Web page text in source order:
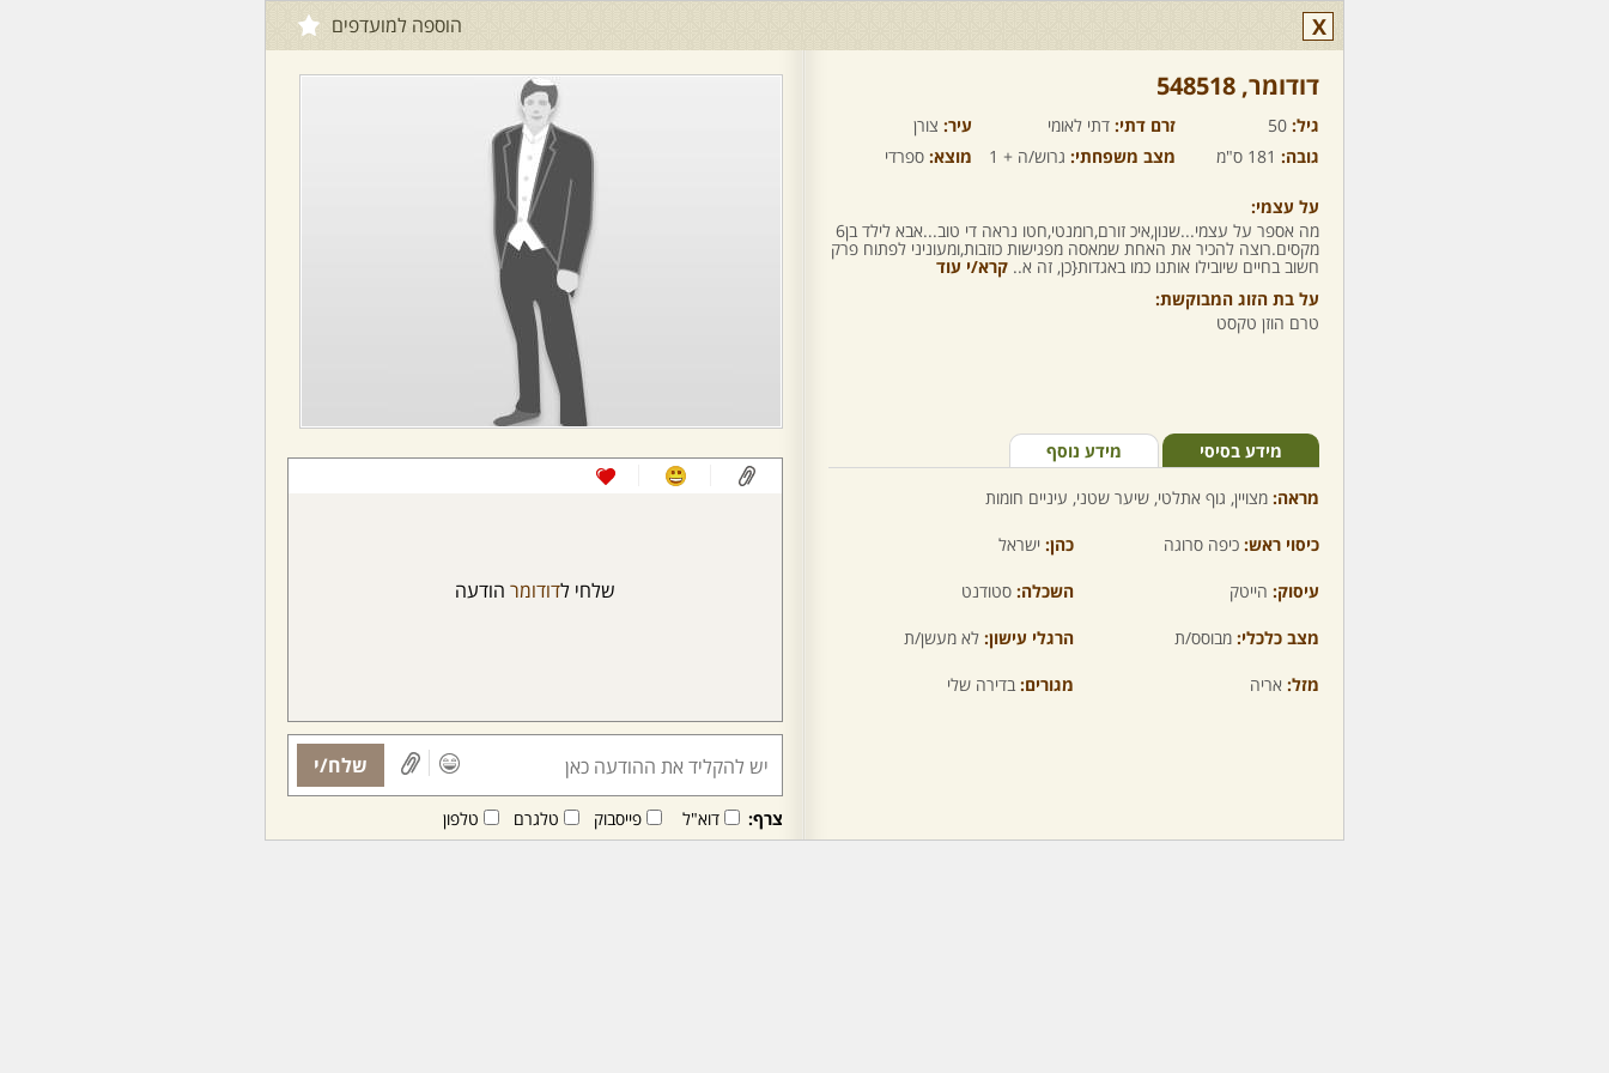
X הוספה למועדפים
דודומר,‏ 548518
גיל: 50 זרם דתי: דתי לאומי עיר: צורן
גובה: 181 ס"מ מצב משפחתי: גרוש/ה + 1 מוצא: ספרדי
על עצמי:
מה אספר על עצמי...שנון,איכ זורם,רומנטי,חטו נראה די טוב...אבא לילד בן6
מקסים.רוצה להכיר את האחת שמאסה מפגישות כוזבות,ומעוניני לפתוח פרק
חשוב בחיים שיובילו אותנו כמו באגדות{כן, זה א.. קרא/י עוד
על בת הזוג המבוקשת:
טרם הוזן טקסט
מידע בסיסי מידע נוסף
מראה: מצויין, גוף אתלטי, שיער שטני, עיניים חומות
כיסוי ראש: כיפה סרוגה כהן: ישראל
עיסוק: הייטק השכלה: סטודנט
מצב כלכלי: מבוסס/ת הרגלי עישון: לא מעשן/ת
מזל: אריה מגורים: בדירה שלי
שלחי לדודומר הודעה
שלח/י
צרף: דוא"ל פייסבוק טלגרם טלפון